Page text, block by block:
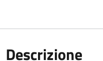
Descrizione